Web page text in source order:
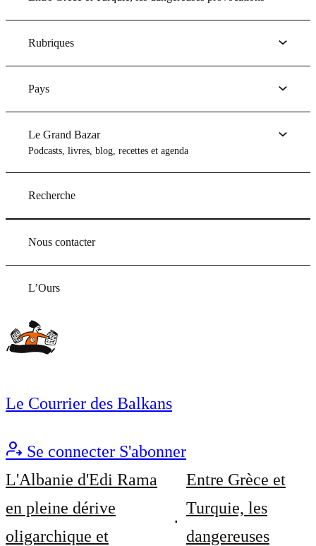
Rubriques
Pays
Le Grand Bazar
Podcasts, livres, blog, recettes et agenda
Recherche
Nous contacter
L’Ours
Le Courrier des Balkans
Se connecter S'abonner
L'Albanie d'Edi Rama
en pleine dérive
oligarchique et
Entre Grèce et
Turquie, les
dangereuses